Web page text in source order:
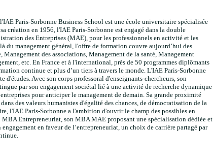
Paris-Sorbonne Business School est une école universitaire spécialisée
création en 1956, l'IAE Paris-Sorbonne est engagé dans la double
des Entreprises (MAE), pour les professionnels en activité et les
du management général, l'offre de formation couvre aujourd’hui des
des associations, Management de la santé, Management
etc. En France et à l'international, près de 50 programmes diplômants
continue et plus d’un tiers à travers le monde. L'IAE Paris-Sorbonne
Avec son corps professoral d'enseignants-chercheurs, son
par son engagement sociétal lié à une activité de recherche dynamique
pour anticiper le management de demain. Sa grande proximité
des valeurs humanistes d'égalité des chances, de démocratisation de la
l'IAE Paris-Sorbonne a l'ambition d'ouvrir le champ des possibles en
MBA Entrepreneuriat, son MBA MAE proposant une spécialisation dédiée et
en faveur de l’entrepreneuriat, un choix de carrière partagé par